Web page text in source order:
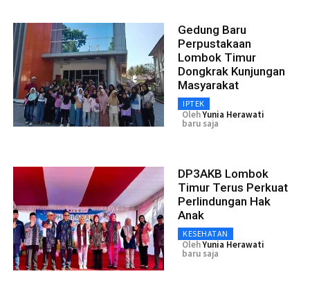
Gedung Baru
Perpustakaan
Lombok Timur
Dongkrak Kunjungan
Masyarakat
IPTEK
OlehYunia Herawati
baru saja
DP3AKB Lombok
Timur Terus Perkuat
Perlindungan Hak
Anak
KESEHATAN
OlehYunia Herawati
baru saja